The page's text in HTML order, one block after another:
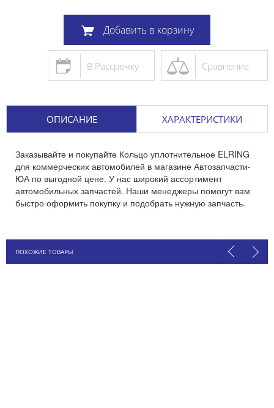
Добавить в корзину
Сравнение
В Рассрочку
ОПИСАНИЕ ХАРАКТЕРИСТИКИ
Заказывайте и покупайте Кольцо уплотнительное ELRING
для коммерческих автомобилей в магазине Автозапчасти-
ЮА по выгодной цене. У нас широкий ассортимент
автомобильных запчастей. Наши менеджеры помогут вам
быстро оформить покупку и подобрать нужную запчасть.
ПОХОЖИЕ ТОВАРЫ